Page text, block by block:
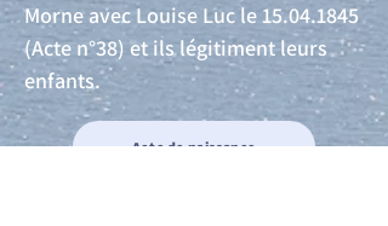
Morne avec Louise Luc le15.04.1845
(Acte n°38) et ils légitiment leurs
enfants.
Acte de naissance